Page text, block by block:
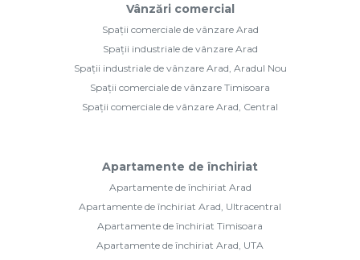
Vânzări comercial
Spații comerciale de vânzare Arad
Spații industriale de vânzare Arad
Spații industriale de vânzare Arad, Aradul Nou
Spații comerciale de vânzare Timisoara
Spații comerciale de vânzare Arad, Central
Apartamente de închiriat
Apartamente de închiriat Arad
Apartamente de închiriat Arad, Ultracentral
Apartamente de închiriat Timisoara
Apartamente de închiriat Arad, UTA